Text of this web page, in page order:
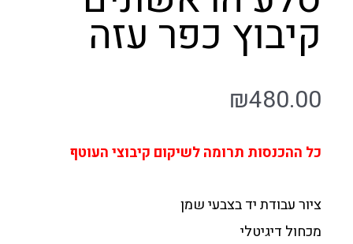
קיבוץ כפר עזה
₪480.00
כל ההכנסות תרומה לשיקום קיבוצי העוטף
ציור עבודת יד בצבעי שמן
מכחול דיגיטלי